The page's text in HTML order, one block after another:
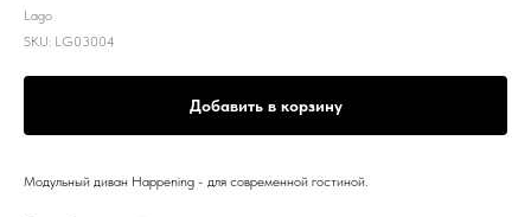
Lago
SKU: LG03004
Добавить в корзину
Модульный диван Happening - для современной гостиной.